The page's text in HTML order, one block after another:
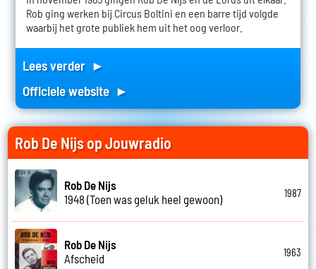
Rob ging werken bij Circus Boltini en een barre tijd volgde
waarbij het grote publiek hem uit het oog verloor.
Lees verder ►
Officiele website ►
Rob De Nijs op Jouwradio
Rob De Nijs
1948 (Toen was geluk heel gewoon)
1987
Rob De Nijs
Afscheid
1963